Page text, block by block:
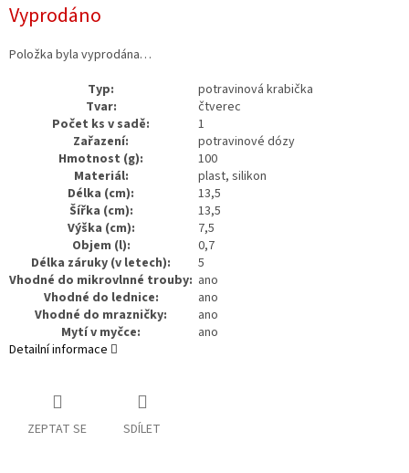
cena:
Vyprodáno
Položka byla vyprodána…
Typ:
potravinová krabička
Tvar:
čtverec
Počet ks v sadě:
1
Zařazení:
potravinové dózy
Hmotnost (g):
100
Materiál:
plast, silikon
Délka (cm):
13,5
Šířka (cm):
13,5
Výška (cm):
7,5
Objem (l):
0,7
Délka záruky (v letech):
5
Vhodné do mikrovlnné trouby: ano
Vhodné do lednice:
ano
Vhodné do mrazničky:
ano
Mytí v myčce:
ano
Detailní informace
ZEPTAT SE SDÍLET